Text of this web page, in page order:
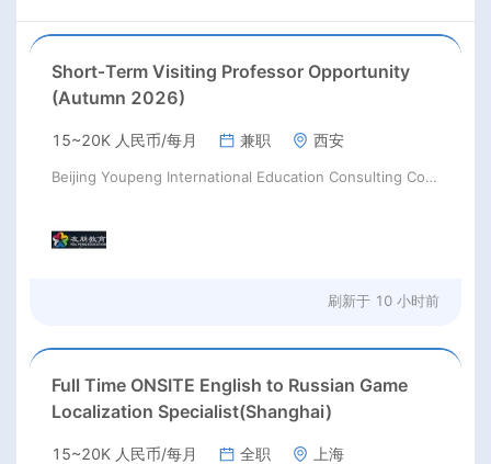
Short‑Term Visiting Professor Opportunity
(Autumn 2026)
15~20K 人民币/每月 兼职 西安
Beijing Youpeng International Education Consulting Co., Ltd
刷新于 10 小时前
Full Time ONSITE English to Russian Game
Localization Specialist(Shanghai)
15~20K 人民币/每月 全职 上海